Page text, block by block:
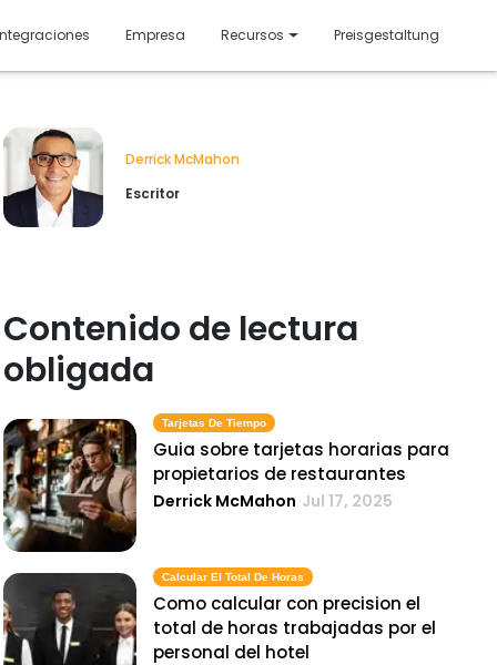
Empresa Recursos Preisgestaltung
Derrick McMahon
Escritor
Contenido de lectura
obligada
Tarjetas De Tiempo
Guia sobre tarjetas horarias para
propietarios de restaurantes
Derrick McMahon Jul 17, 2025
Calcular El Total De Horas
Como calcular con precision el
total de horas trabajadas por el
personal del hotel